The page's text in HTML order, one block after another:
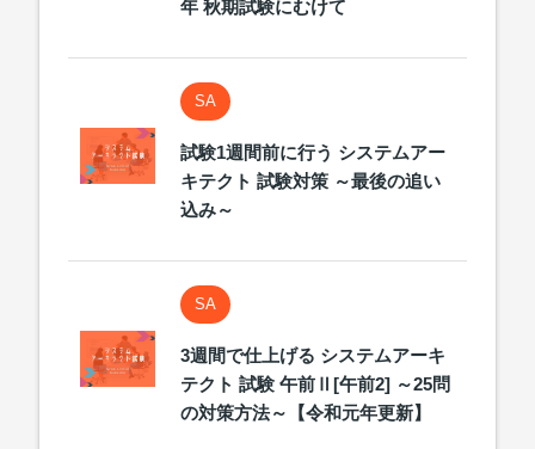
年 秋期試験にむけて
SA
試験1週間前に行う システムアー
キテクト 試験対策 ～最後の追い
込み～
SA
3週間で仕上げる システムアーキ
テクト 試験 午前Ⅱ[午前2] ～25問
の対策方法～【令和元年更新】